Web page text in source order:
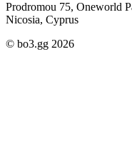
Prodromou 75, Oneworld
Nicosia, Cyprus
© bo3.gg 2026